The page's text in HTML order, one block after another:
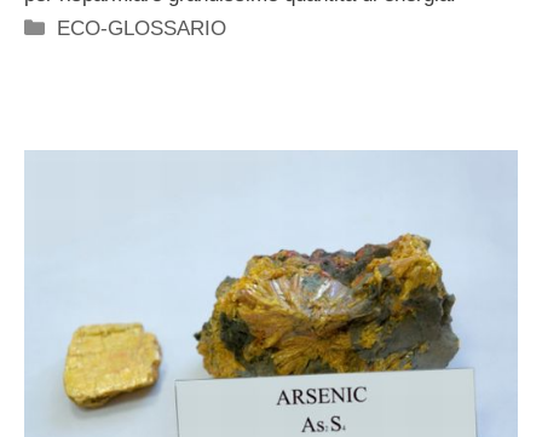
Categorie
ECO-GLOSSARIO